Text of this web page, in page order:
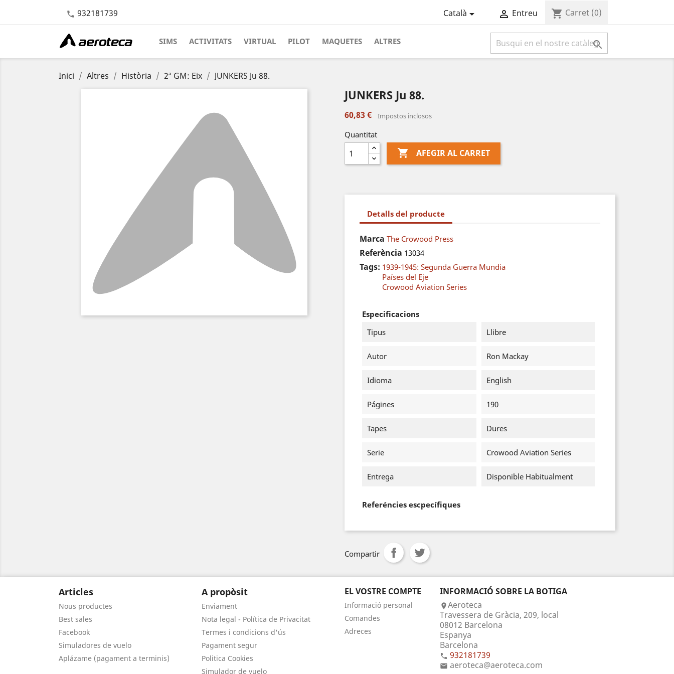
 932181739 Català  Entreu shopping_cart Carret (0)
SIMS ACTIVITATS VIRTUAL PILOT MAQUETES ALTRES 
Inici Altres Història 2ª GM: Eix JUNKERS Ju 88.
JUNKERS Ju 88.
60,83 € Impostos inclosos
Quantitat
 AFEGIR AL CARRET
Detalls del producte
Marca The Crowood Press
Referència 13034
Tags: 1939-1945: Segunda Guerra Mundia
Países del Eje
Crowood Aviation Series
Especificacions
Tipus
Llibre
Autor Ron Mackay
Idioma English
Págines 190
Tapes Dures
Serie Crowood Aviation Series
Entrega Disponible Habitualment
Referéncies escpecífiques
Compartir
Articles
Nous productes
Best sales
Facebook
Simuladores de vuelo
Aplázame (pagament a terminis)
A propòsit
Enviament
Nota legal - Política de Privacitat
Termes i condicions d'ús
Pagament segur
Politica Cookies
Simulador de vuelo
EL VOSTRE COMPTE
Informació personal
Comandes
Adreces
INFORMACIÓ SOBRE LA BOTIGA
Aeroteca
Travessera de Gràcia, 209, local
08012 Barcelona
Espanya
Barcelona
 932181739
 aeroteca@aeroteca.com